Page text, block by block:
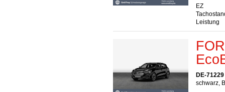
EZ
Leistung
DE-
schwarz,